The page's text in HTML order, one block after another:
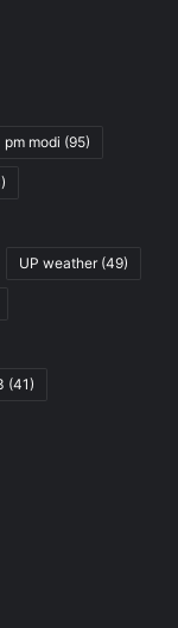
pm modi (95)
UP weather(49)
(41)